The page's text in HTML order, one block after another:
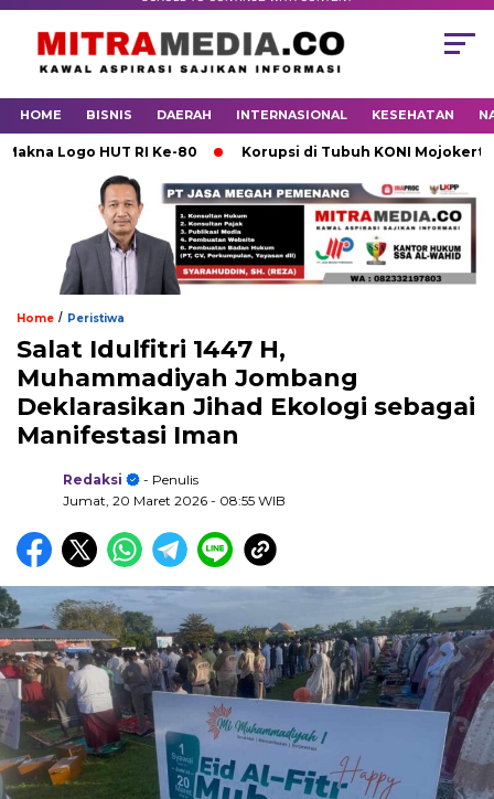
HOME BISNIS DAERAH INTERNASIONAL KESEHATAN
Logo HUT RI Ke-80 Korupsi di Tubuh KONI Mojokerto
Home / Peristiwa
Salat Idulfitri 1447 H,
Muhammadiyah Jombang
Deklarasikan Jihad Ekologi sebagai
Manifestasi Iman
Redaksi
- Penulis
Jumat, 20 Maret 2026 - 08:55 WIB